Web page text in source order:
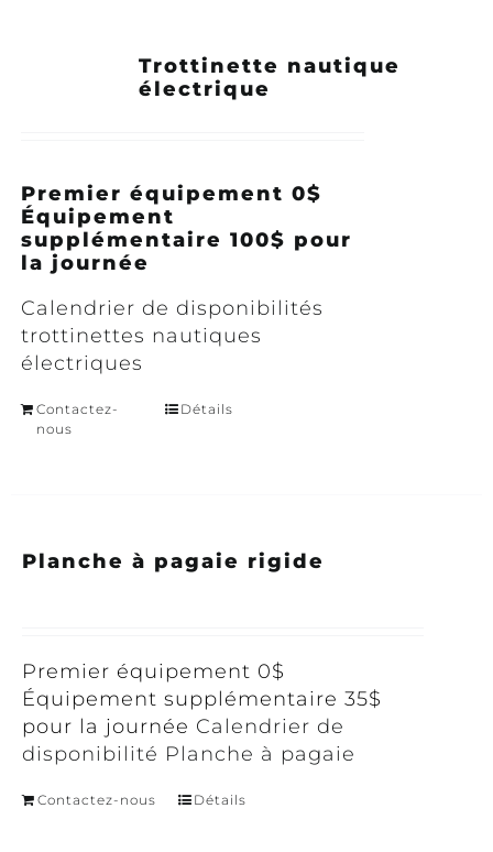
Trottinette nautique
électrique
Premier équipement 0$
Équipement
supplémentaire 100$ pour
la journée
Calendrier de disponibilités
trottinettes nautiques
électriques
Contactez-
nous
Détails
Planche à pagaie rigide
Premier équipement 0$
Équipement supplémentaire 35$
pour la journée Calendrier de
disponibilité Planche à pagaie
Contactez-nous Détails